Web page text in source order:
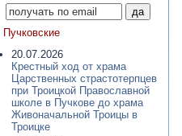
Пучковские
20.07.2026
Крестный ход от храма
Царственных страстотерпцев
при Троицкой Православной
школе в Пучкове до храма
Живоначальной Троицы в
Троицке